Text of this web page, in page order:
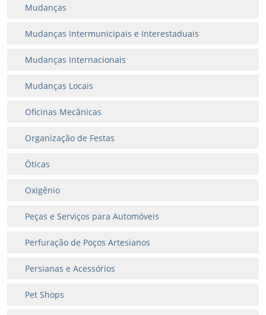
Mudanças
Mudanças Intermunicipais e Interestaduais
Mudanças Internacionais
Mudanças Locais
Oficinas Mecânicas
Organização de Festas
Óticas
Oxigênio
Peças e Serviços para Automóveis
Perfuração de Poços Artesianos
Persianas e Acessórios
Pet Shops